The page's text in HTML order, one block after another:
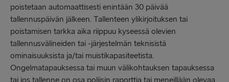
poistetaan automaattisesti enintään 30 päivää
tallennuspäivän jälkeen. Tallenteen ylikirjoituksen tai
poistamisen tarkka aika riippuu kyseessä olevien
tallennusvälineiden tai -järjestelmän teknisistä
ominaisuuksista ja/tai muistikapasiteetista.
Ongelmatapauksessa tai muun välikohtauksen tapauksessa